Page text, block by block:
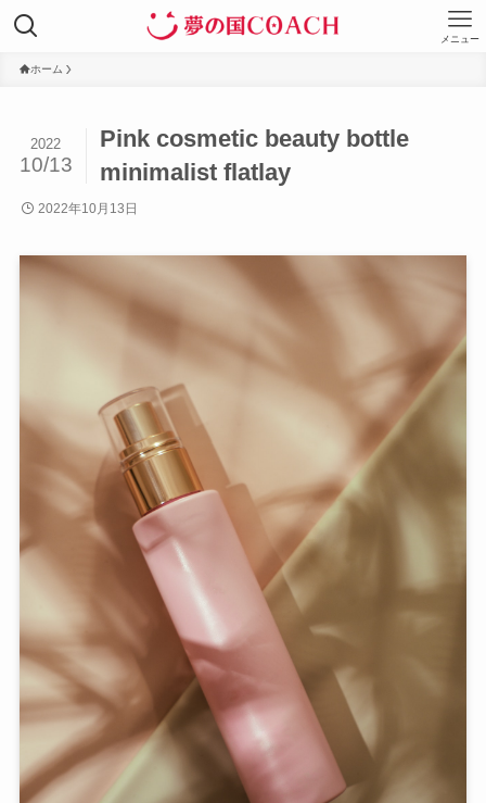
メニュー
ホーム
Pink cosmetic beauty bottle
minimalist flatlay
2022
10/13
2022年10月13日